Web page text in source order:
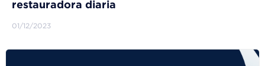
restauradora diaria
01/12/2023